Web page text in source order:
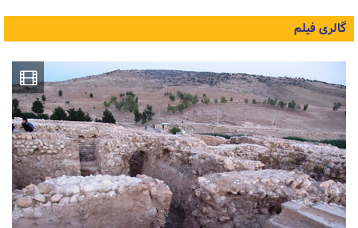
گالری فیلم